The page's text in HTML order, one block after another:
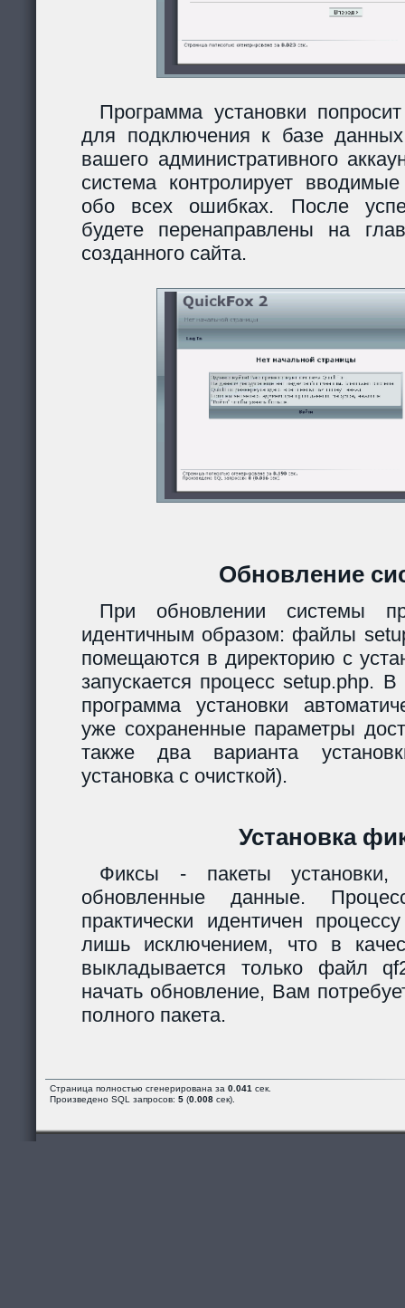
Программа установки
для подключения к базе
вашего административного
система контролирует
обо всех ошибках. После
будете перенаправлены на
созданного сайта.
Обновление
При обновлении системы
идентичным образом: файлы
помещаются в директорию с
запускается процесс setup.php.
программа установки
уже сохраненные параметры
также два варианта
установка с очисткой).
Установка
Фиксы - пакеты установки,
обновленные данные.
практически идентичен
лишь исключением, что в
выкладывается только файл
начать обновление, Вам
полного пакета.
Страница полностью сгенерирована за 0.041 сек.
Произведено SQL запросов: 5 (0.008 сек).